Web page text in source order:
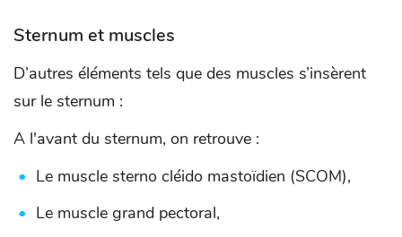
Sternum et muscles
D’autres éléments tels que des muscles s’insèrent
sur le sternum :
A l'avant du sternum, on retrouve :
Le muscle sterno cléido mastoïdien (SCOM),
Le muscle grand pectoral,